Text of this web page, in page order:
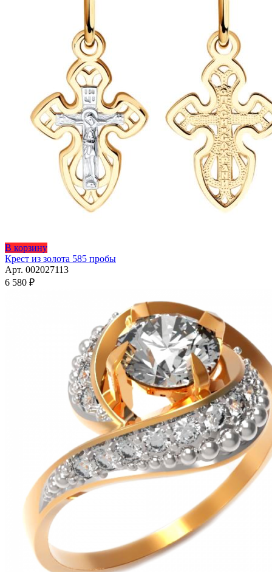
В корзину
Крест из золота 585 пробы
Арт. 002027113
6 580 ₽